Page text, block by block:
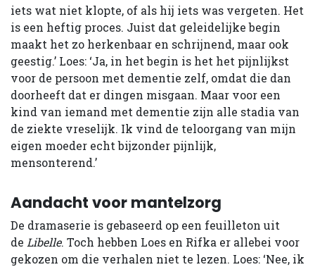
iets wat niet klopte, of als hij iets was vergeten. Het
is een heftig proces. Juist dat geleidelijke begin
maakt het zo herkenbaar en schrijnend, maar ook
geestig.’ Loes: ‘Ja, in het begin is het het pijnlijkst
voor de persoon met dementie zelf, omdat die dan
doorheeft dat er dingen misgaan. Maar voor een
kind van iemand met dementie zijn alle stadia van
de ziekte vreselijk. Ik vind de teloorgang van mijn
eigen moeder echt bijzonder pijnlijk,
mensonterend.’
Aandacht voor mantelzorg
De dramaserie is gebaseerd op een feuilleton uit
de Libelle. Toch hebben Loes en Rifka er allebei voor
gekozen om die verhalen niet te lezen. Loes: ‘Nee, ik